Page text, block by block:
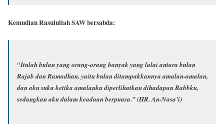
Kemudian Rasulullah SAW bersabda:
“Itulah bulan yang orang-orang banyak yang lalai antara bulan
Rajab dan Ramadhan, yaitu bulan ditampakkannya amalan-amalan,
dan aku suka ketika amalanku diperlihatkan dihadapan Rabbku,
sedangkan aku dalam keadaan berpuasa.”(HR. An-Nasa’i)